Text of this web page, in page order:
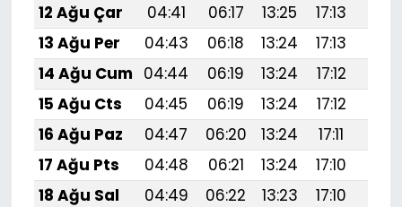
12 Ağu Çar
04:41 06:17 13:25 17:13
13 Ağu Per
04:43 06:18 13:24 17:13
14 Ağu Cum 04:44 06:19 13:24 17:12
15 Ağu Cts
04:45 06:19 13:24 17:12
16 Ağu Paz
04:47 06:20 13:24 17:11
17 Ağu Pts
04:48 06:21 13:24 17:10
18 Ağu Sal
04:49 06:22 13:23 17:10